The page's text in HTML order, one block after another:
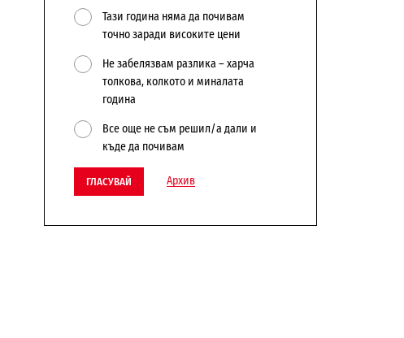
Тази година няма да почивам
точно заради високите цени
Не забелязвам разлика – харча
толкова, колкото и миналата
година
Все още не съм решил/а дали и
къде да почивам
ГЛАСУВАЙ Архив